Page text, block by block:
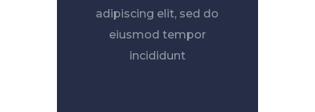
adipiscing elit, sed do
eiusmod tempor
incididunt